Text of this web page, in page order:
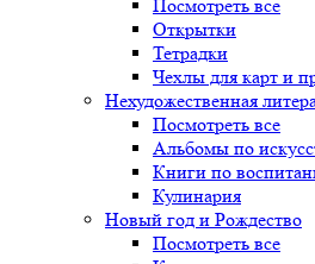
Посмотреть все
Открытки
Тетрадки
Чехлы для карт и
Нехудожественная
Посмотреть все
Альбомы по
Книги по
Кулинария
Новый год и Рождество
Посмотреть все